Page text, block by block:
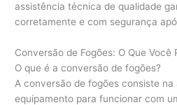
assistência técnica de qualidade
corretamente e com segurança
Conversão de Fogões: O Que Você
O que é a conversão de fogões?
A conversão de fogões consiste
equipamento para funcionar com